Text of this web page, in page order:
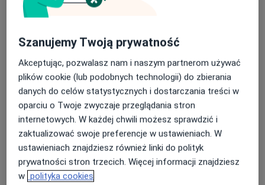
Pracuję w podejściu psychodynamicznym. Swoją pracę
diagnostycznych poprzedzających właściwy proces
psychoterapeutyczny. Sesje odbywają się raz w
tygodniu.
Podejście terapeutyczne
Psychoterapia
Główne obszary pomocy
Lęki Kryzys w związku
Zaburzenia osobowości
Zaburzenia w relacjach międzyludzkich
Zaburzenia nastroju
+22a11y_sr_more_diseases
Pacjenci których przyjmuję
Dorośli
Szanujemy Twoją prywatność
Akceptując, pozwalasz nam i naszym partnerom używać
plików cookie (lub podobnych technologii) do zbierania
danych do celów statystycznych i dostarczania treści w
oparciu o Twoje zwyczaje przeglądania stron
internetowych. W każdej chwili możesz sprawdzić i
zaktualizować swoje preferencje w ustawieniach. W
ustawieniach znajdziesz również linki do polityk
prywatności stron trzecich. Więcej informacji znajdziesz
w polityka cookies